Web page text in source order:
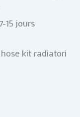
15 jours
kit radiatori